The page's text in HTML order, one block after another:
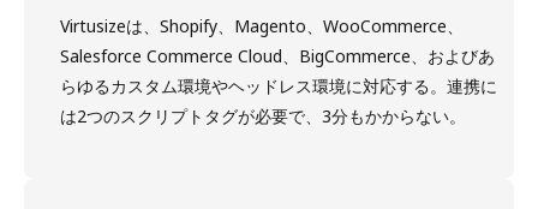
Virtusizeは、Shopify、Magento、WooCommerce、
Salesforce Commerce Cloud、BigCommerce、およびあ
らゆるカスタム環境やヘッドレス環境に対応する。連携に
は2つのスクリプトタグが必要で、3分もかからない。